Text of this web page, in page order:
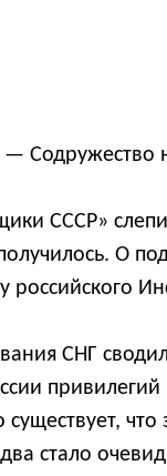
СССР»
О
СНГ
привилегий
стало